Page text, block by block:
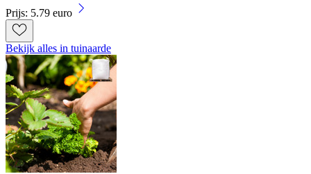
Prijs: 5.79 euro
Bekijk alles in tuinaarde